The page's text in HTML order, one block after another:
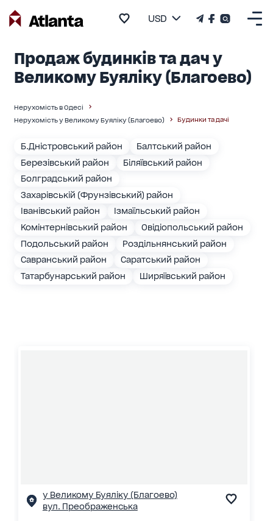
USD
Продаж будинків та дач у
Великому Буяліку (Благоево)
Нерухомість в Одесі
Нерухомість у Великому Буяліку (Благоево)
Будинки та дачі
Б.Дністровський район
Балтський район
Березівський район
Біляївський район
Болградський район
Захарівській (Фрунзівський) район
Іванівський район
Ізмаїльський район
Комінтернівський район
Овідіопольський район
Подольський район
Роздільнянський район
Савранський район
Саратський район
Татарбунарський район
Ширяївський район
у Великому Буяліку (Благоево)
вул. Преображенська